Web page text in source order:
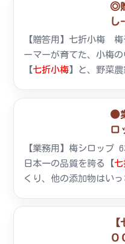
賞味期限：製造より1年
◎
し
【贈答用】七折小梅
ーマーが育てた、小梅
【七折小梅 】と、野菜
】、海の恵み「にが
を臨む長崎産【天然塩】
です。内容量：900g原
味期限：製造より1年間
ける。
●
ロ
（
【業務用】梅シロップ
日本一の品質を誇る【七
くり、他の添加物はい
商品となっています。
り、焼酎・カクテル、
さい。内容量：
梅、砂糖賞味期限：製０